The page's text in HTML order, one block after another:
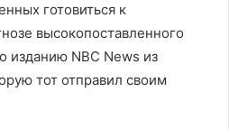
готовиться к
высокопоставленного
изданию NBC News из
тот отправил своим